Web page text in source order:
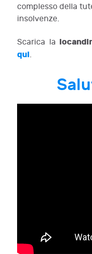
complesso della
insolvenze.
Scarica la
qui.